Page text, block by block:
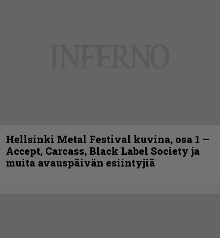
Hellsinki Metal Festival kuvina, osa 1 –
Accept, Carcass, Black Label Society ja
muita avauspäivän esiintyjiä